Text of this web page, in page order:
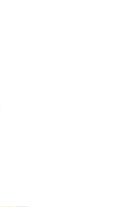
Набережные Челны
Набережные Челны